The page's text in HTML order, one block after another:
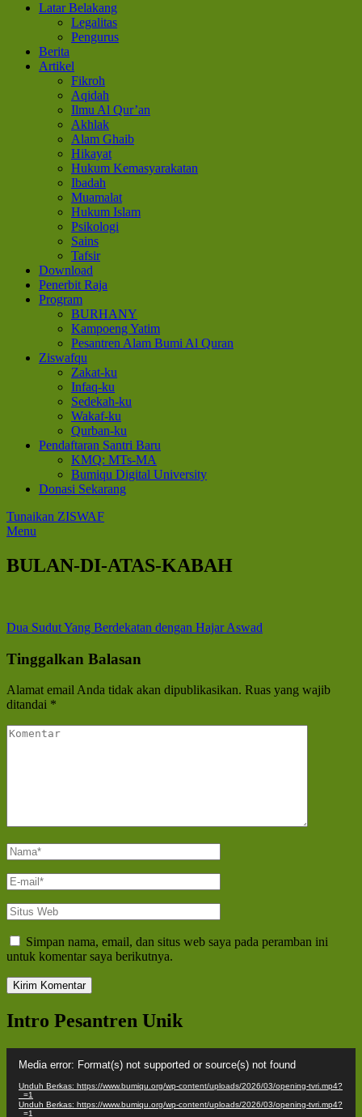
Bumi Al-Quran
Sinergi Untuk Kebahagiaan Dunia-Akhirat
Latar Belakang
Legalitas
Pengurus
Berita
Artikel
Fikroh
Aqidah
Ilmu Al Qur’an
Akhlak
Alam Ghaib
Hikayat
Hukum Kemasyarakatan
Ibadah
Muamalat
Hukum Islam
Psikologi
Sains
Tafsir
Download
Penerbit Raja
Program
BURHANY
Kampoeng Yatim
Pesantren Alam Bumi Al Quran
Ziswafqu
Zakat-ku
Infaq-ku
Sedekah-ku
Wakaf-ku
Qurban-ku
Pendaftaran Santri Baru
KMQ: MTs-MA
Bumiqu Digital University
Donasi Sekarang
Tunaikan ZISWAF
Menu
BULAN-DI-ATAS-KABAH
Navigasi
pos
Dua Sudut Yang Berdekatan dengan Hajar Aswad
Tinggalkan Balasan
Alamat email Anda tidak akan dipublikasikan. Ruas yang wajib
ditandai *
Komentar
Nama*
E-
mail*
Situs
Web
Simpan nama, email, dan situs web saya pada peramban ini
untuk komentar saya berikutnya.
Intro Pesantren Unik
Video
Media error: Format(s) not supported or source(s) not found
Unduh Berkas: https://www.bumiqu.org/wp-content/uploads/2026/03/opening-tvri.mp4?
_=1
Unduh Berkas: https://www.bumiqu.org/wp-content/uploads/2026/03/opening-tvri.mp4?
_=1